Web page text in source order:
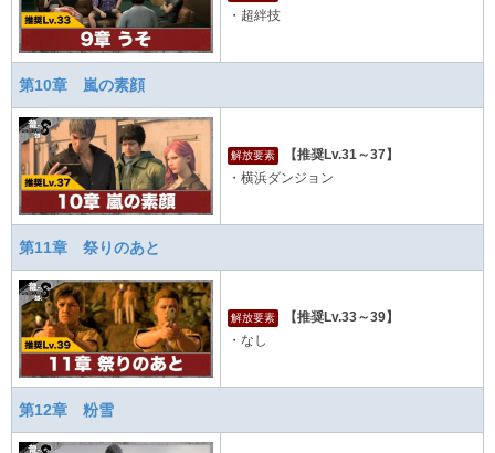
・超絆技
第10章 嵐の素顔
解放要素
【推奨Lv.31～37】
・横浜ダンジョン
第11章 祭りのあと
解放要素
【推奨Lv.33～39】
・なし
第12章 粉雪